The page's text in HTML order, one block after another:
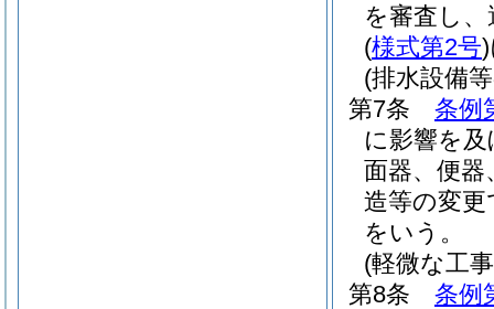
を審査し
(様式第2号)
(排水設備
第7条
条例
に影響を
面器、便器
造等の変
をいう。
(軽微な工
第8条
条例